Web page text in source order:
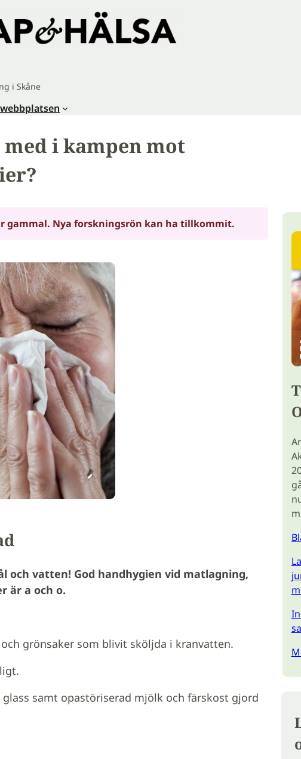
i Skåne
i kampen mot
gammal. Nya forskningsrön kan ha tillkommit.
och vatten! God handhygien vid matlagning,
är a och o.
grönsaker som blivit sköljda i kranvatten.
samt opastöriserad mjölk och färskost gjord